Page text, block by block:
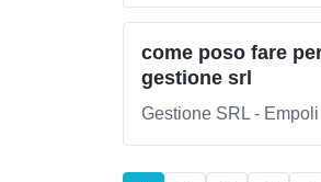
come poso fare
gestione srl
Gestione SRL -